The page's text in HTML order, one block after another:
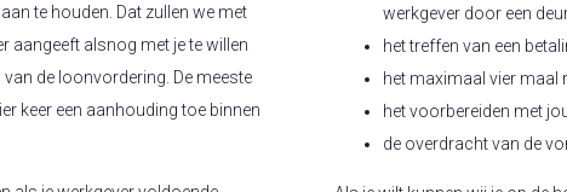
te houden. Dat zullen we met
aangeeft alsnog met je te willen
de loonvordering. De meeste
keer een aanhouding toe binnen
werkgever door een
het treffen van een
het maximaal vier maal
het voorbereiden met
de overdracht van de